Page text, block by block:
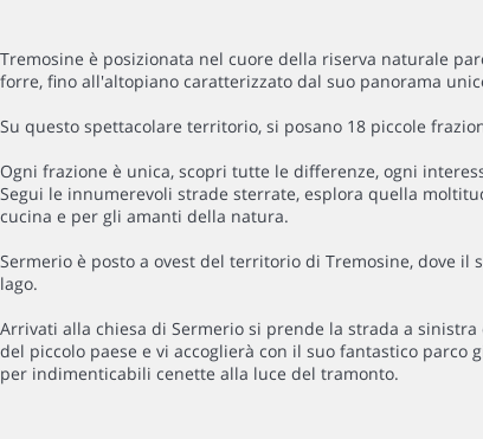
Tremosine è posizionata nel cuore della riserva naturale
forre, fino all'altopiano caratterizzato dal suo panorama
Su questo spettacolare territorio, si posano 18 piccole
Ogni frazione è unica, scopri tutte le differenze, ogni
Segui le innumerevoli strade sterrate, esplora quella
cucina e per gli amanti della natura.
Sermerio è posto a ovest del territorio di Tremosine, dove
lago.
Arrivati alla chiesa di Sermerio si prende la strada a
del piccolo paese e vi accoglierà con il suo fantastico
per indimenticabili cenette alla luce del tramonto.